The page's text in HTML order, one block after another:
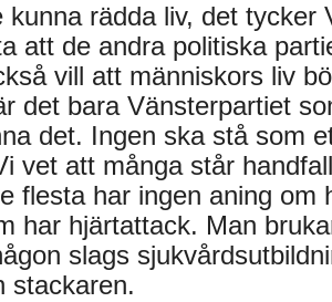
kunna rädda liv, det tycker
att de andra politiska
vill att människors liv
det bara Vänsterpartiet
det. Ingen ska stå som
vet att många står
flesta har ingen aning om
har hjärtattack. Man
slags
stackaren.